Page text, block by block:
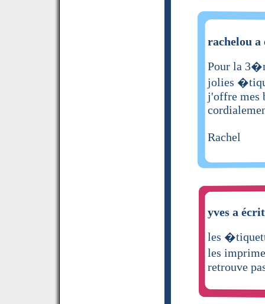
rachelou
Pour la
jolies
j'offre mes
Rachel
yves a
les
les
retrouve